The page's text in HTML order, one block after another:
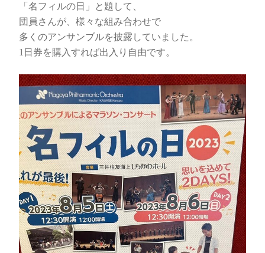
「名フィルの日」と題して、
団員さんが、様々な組み合わせで
多くのアンサンブルを披露していました。
1日券を購入すれば出入り自由です。